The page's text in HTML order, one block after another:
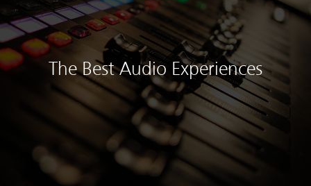
The Best Audio Experiences